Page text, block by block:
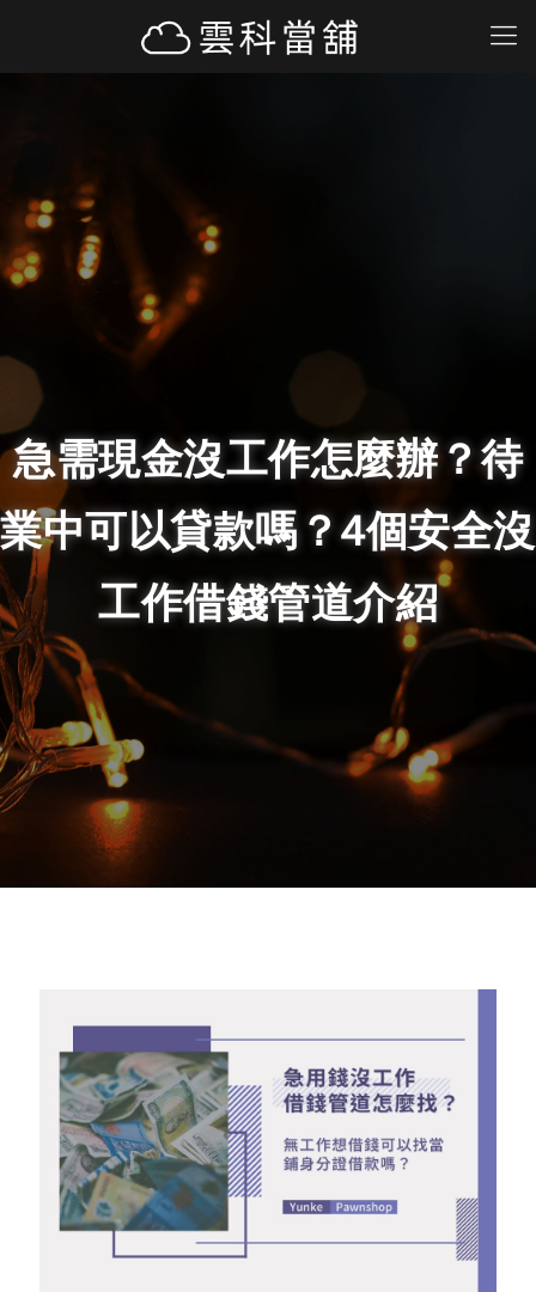
急需現金沒工作怎麼辦？待
業中可以貸款嗎？4個安全沒
工作借錢管道介紹